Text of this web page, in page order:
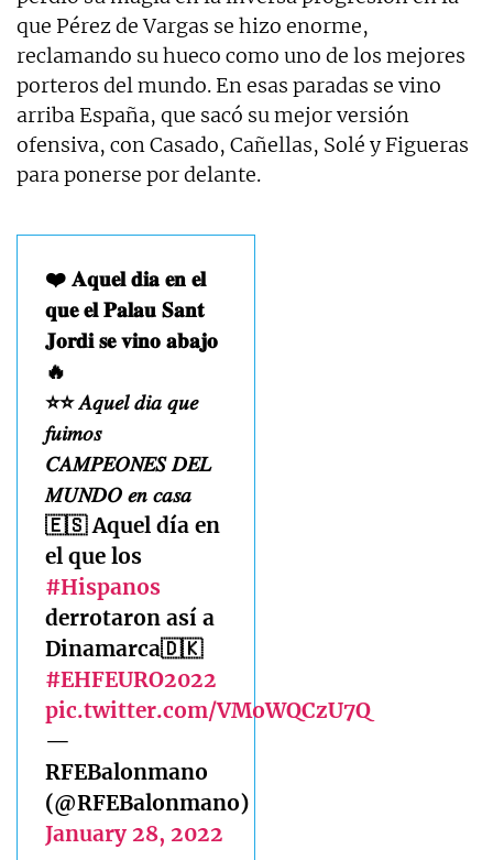
que Pérez de Vargas se hizo enorme,
reclamando su hueco como uno de los mejores
porteros del mundo. En esas paradas se vino
arriba España, que sacó su mejor versión
ofensiva, con Casado, Cañellas, Solé y Figueras
para ponerse por delante.
❤️ 𝐀𝐪𝐮𝐞𝐥 𝐝𝐢𝐚 𝐞𝐧 𝐞𝐥
𝐪𝐮𝐞 𝐞𝐥 𝐏𝐚𝐥𝐚𝐮 𝐒𝐚𝐧𝐭
𝐉𝐨𝐫𝐝𝐢 𝐬𝐞 𝐯𝐢𝐧𝐨 𝐚𝐛𝐚𝐣𝐨
🔥
⭐️⭐️ 𝐴𝑞𝑢𝑒𝑙 𝑑𝑖𝑎 𝑞𝑢𝑒
𝑓𝑢𝑖𝑚𝑜𝑠
𝐶𝐴𝑀𝑃𝐸𝑂𝑁𝐸𝑆 𝐷𝐸𝐿
𝑀𝑈𝑁𝐷𝑂 𝑒𝑛 𝑐𝑎𝑠𝑎
🇪🇸 Aquel día en
el que los
#Hispanos
derrotaron así a
Dinamarca🇩🇰
#EHFEURO2022
pic.twitter.com/VMoWQCzU7Q
—
RFEBalonmano
(@RFEBalonmano)
January 28, 2022